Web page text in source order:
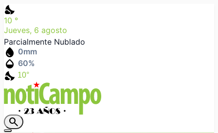
nights_stay
10 °
Jueves, 6 agosto
Parcialmente Nublado
water_drop 0mm
humidity_mid 60%
nights_stay 10°
search